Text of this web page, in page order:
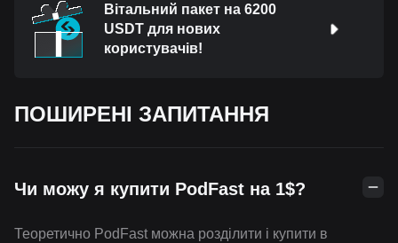
Вітальний пакет на 6200
USDT для нових
користувачів!
ПОШИРЕНІ ЗАПИТАННЯ
Чи можу я купити PodFast на 1$?
Теоретично PodFast можна розділити і купити в